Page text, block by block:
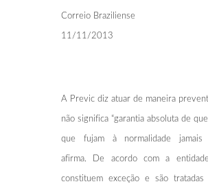
Correio Braziliense
11/11/2013
A Previc diz atuar de maneira
não significa “garantia absoluta de
que fujam à normalidade jamais
afirma. De acordo com a
constituem exceção e são